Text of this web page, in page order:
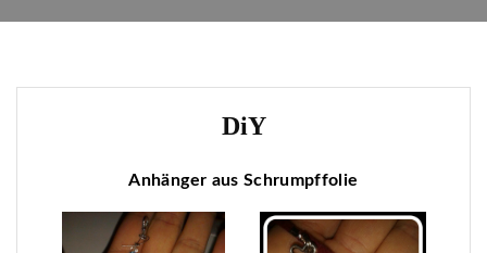
DiY
Anhänger aus Schrumpffolie